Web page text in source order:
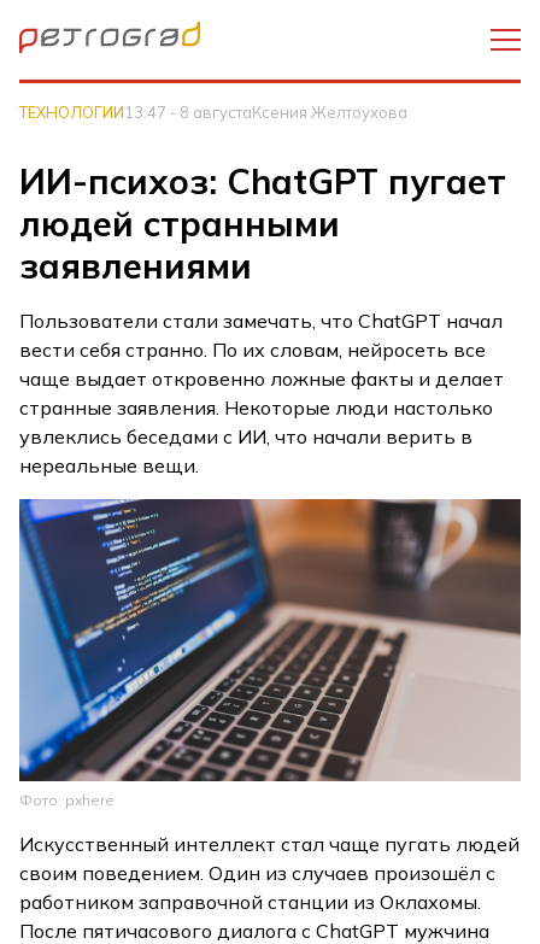
ТЕХНОЛОГИИ13:47 - 8 августаКсения Желтоухова
ИИ-психоз: ChatGPT пугает
людей странными
заявлениями
Пользователи стали замечать, что ChatGPT начал
вести себя странно. По их словам, нейросеть все
чаще выдает откровенно ложные факты и делает
странные заявления. Некоторые люди настолько
увлеклись беседами с ИИ, что начали верить в
нереальные вещи.
Фото: pxhere
Искусственный интеллект стал чаще пугать людей
своим поведением. Один из случаев произошёл с
работником заправочной станции из Оклахомы.
После пятичасового диалога с ChatGPT мужчина